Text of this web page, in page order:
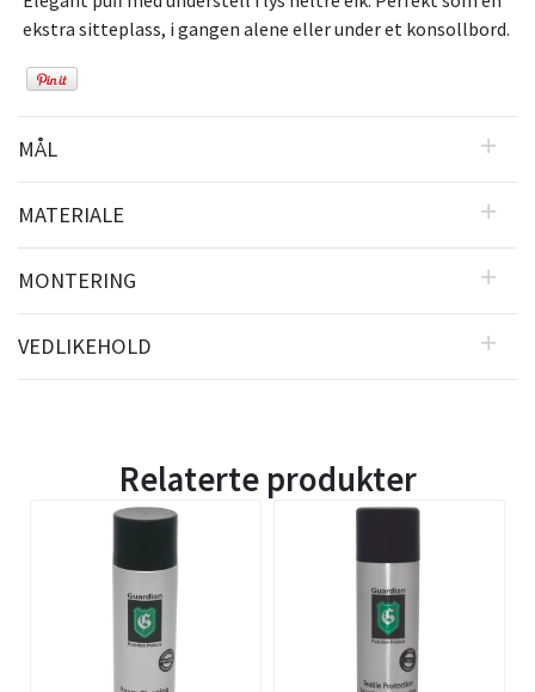
ekstra sitteplass, i gangen alene eller under et konsollbord.
MÅL
MATERIALE
MONTERING
VEDLIKEHOLD
Relaterte produkter